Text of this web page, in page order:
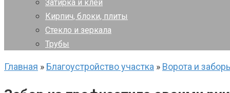
Затирка и клей
Кирпич, блоки, плиты
Стекло и зеркала
Трубы
Главная » Благоустройство участка » Ворота и